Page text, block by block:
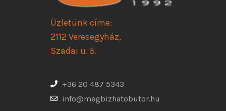
Üzletünk címe:
2112 Veresegyház,
Szadai u. 5.
+36 20 487 5343
info@megbizhatobutor.hu